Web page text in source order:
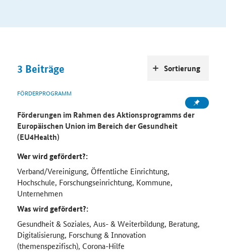
3 Beiträge
FÖRDERPROGRAMM
Förderungen im Rahmen des Aktionsprogramms der
Europäischen Union im Bereich der Gesundheit
(EU4Health)
Wer wird gefördert?:
Verband/Vereinigung, Öffentliche Einrichtung,
Hochschule, Forschungseinrichtung, Kommune,
Unternehmen
Was wird gefördert?:
Gesundheit & Soziales, Aus- & Weiterbildung, Beratung,
Digitalisierung, Forschung & Innovation
(themenspezifisch), Corona-Hilfe
Sortierung